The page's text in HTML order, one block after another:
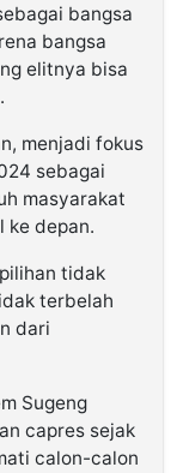
bangsa
bangsa
elitnya bisa
menjadi fokus
sebagai
masyarakat
ke depan.
tidak
terbelah
dari
Sugeng
capres sejak
calon-calon